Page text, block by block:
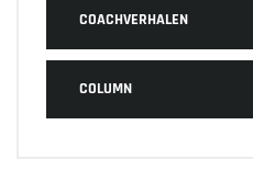
COACHVERHALEN
COLUMN